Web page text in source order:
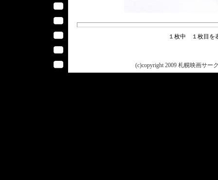
１枚中 １枚目
(c)copyright 2009 札幌映画サー